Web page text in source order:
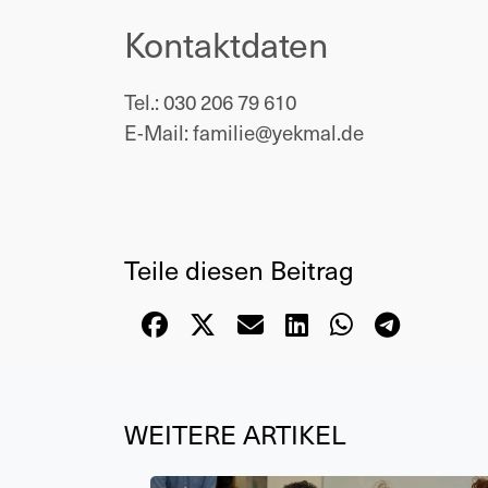
Kontaktdaten
Tel.: 030 206 79 610
E-Mail: familie@yekmal.de
Teile diesen Beitrag
WEITERE ARTIKEL